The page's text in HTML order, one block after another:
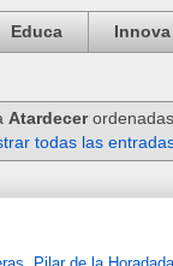
Educa Innova
Atardecer
todas las